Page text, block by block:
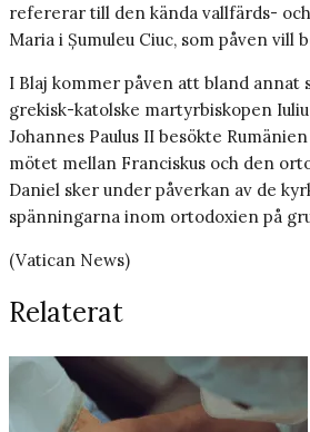
refererar till den kända vallfärds-
Maria i Șumuleu Ciuc, som påven vill
I Blaj kommer påven att bland annat
grekisk-katolske martyrbiskopen Iuliu
Johannes Paulus II besökte
mötet mellan Franciskus och den
Daniel sker under påverkan av de
spänningarna inom ortodoxien på
(Vatican News)
Relaterat